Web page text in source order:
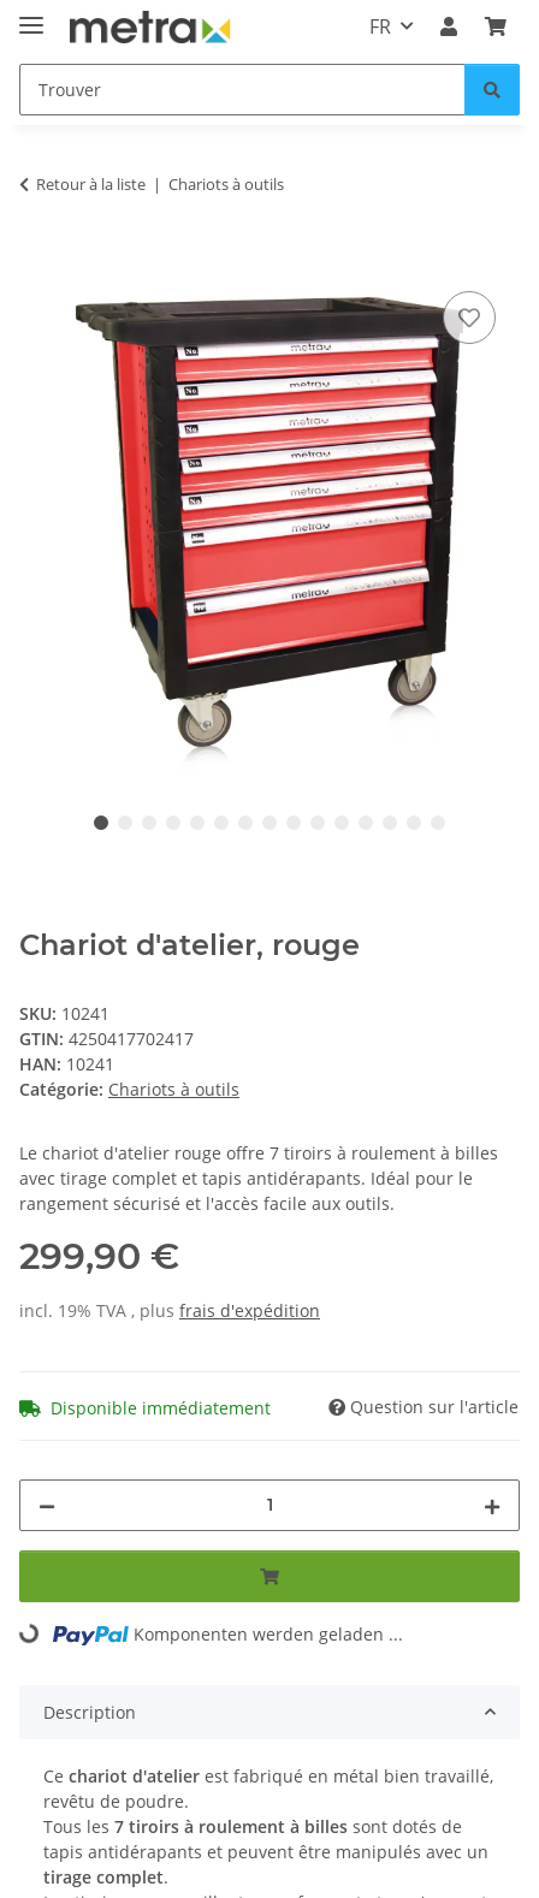
FR
Retour à la liste Chariots à outils
Chariot d'atelier, rouge
SKU: 10241
GTIN: 4250417702417
HAN: 10241
Catégorie: Chariots à outils
Le chariot d'atelier rouge offre 7 tiroirs à roulement à billes
avec tirage complet et tapis antidérapants. Idéal pour le
rangement sécurisé et l'accès facile aux outils.
299,90 €
incl. 19% TVA , plus frais d'expédition
Disponible immédiatement Question sur l'article
Loading... Komponenten werden geladen ...
Description
Ce chariot d'atelier est fabriqué en métal bien travaillé,
revêtu de poudre.
Tous les 7 tiroirs à roulement à billes sont dotés de
tapis antidérapants et peuvent être manipulés avec un
tirage complet.